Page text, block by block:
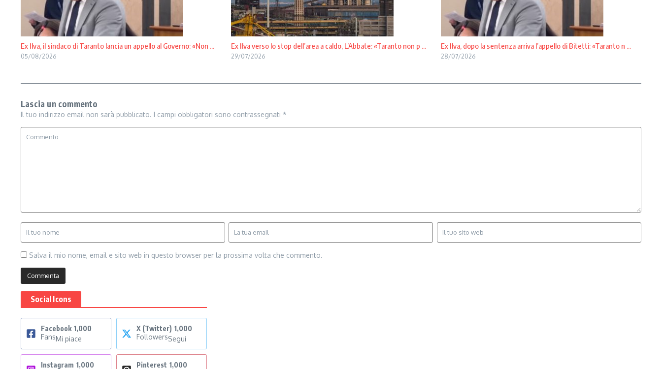
Ex Ilva, il sindaco di Taranto lancia un appello al Governo: «Non ...
05/08/2026
Ex Ilva verso lo stop dell’area a caldo, L’Abbate: «Taranto non p ...
29/07/2026
Ex Ilva, dopo la sentenza arriva l’appello di Bitetti: «Taranto n ...
28/07/2026
Lascia un commento
Il tuo indirizzo email non sarà pubblicato. I campi obbligatori sono contrassegnati *
Salva il mio nome, email e sito web in questo browser per la prossima volta che commento.
Social Icons
Facebook 1,000
FansMi piace
X (Twitter) 1,000
FollowersSegui
Instagram 1,000 Pinterest 1,000